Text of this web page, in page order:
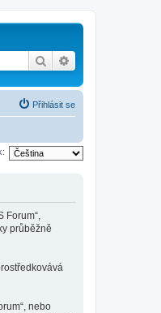
Hledat
Přihlásit se
Forum“,
průběžně
nebo